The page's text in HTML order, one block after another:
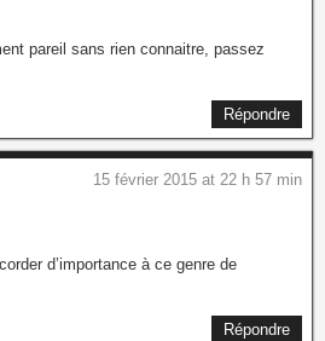
pareil sans rien connaitre, passez
Répondre
15 février 2015 at 22 h 57 min
d’importance à ce genre de
Répondre